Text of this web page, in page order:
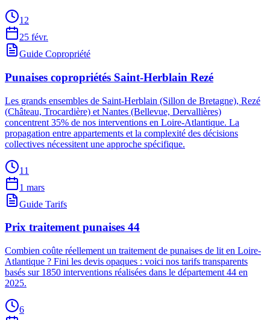
12
25 févr.
Guide Copropriété
Punaises copropriétés Saint-Herblain Rezé
Les grands ensembles de Saint-Herblain (Sillon de Bretagne), Rezé
(Château, Trocardière) et Nantes (Bellevue, Dervallières)
concentrent 35% de nos interventions en Loire-Atlantique. La
propagation entre appartements et la complexité des décisions
collectives nécessitent une approche spécifique.
11
1 mars
Guide Tarifs
Prix traitement punaises 44
Combien coûte réellement un traitement de punaises de lit en Loire-
Atlantique ? Fini les devis opaques : voici nos tarifs transparents
basés sur 1850 interventions réalisées dans le département 44 en
2025.
6